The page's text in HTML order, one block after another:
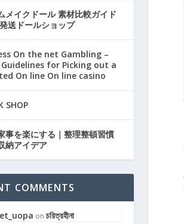
メイクドール 素材比較ガイド
送ドールショップ
On the net Gambling –
for Picking out a
On line On line casino
SHOP
事を楽にする｜整理整頓習慣
納アイデア
COMMENTS
onচরিত্রহীনা